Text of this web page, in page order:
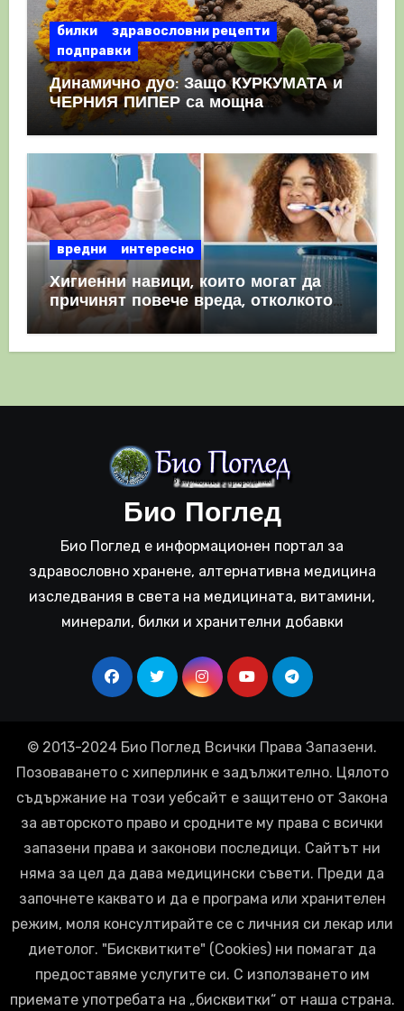
билки
здравословни рецепти
подправки
Динамично дуо: Защо КУРКУМАТА и
ЧЕРНИЯ ПИПЕР са мощна
комбинация
вредни интересно
Хигиенни навици, които могат да
причинят повече вреда, отколкото
полза
Био Поглед
Био Поглед е информационен портал за
здравословно хранене, алтернативна медицина
изследвания в света на медицината, витамини,
минерали, билки и хранителни добавки
© 2013-2024 Био Поглед Всички Права Запазени.
Позоваването с хиперлинк е задължително. Цялото
съдържание на този уебсайт е защитено от Закона
за авторското право и сродните му права с всички
запазени права и законови последици. Сайтът ни
няма за цел да дава медицински съвети. Преди да
започнете каквато и да е програма или хранителен
режим, моля консултирайте се с личния си лекар или
диетолог. "Бисквитките" (Cookies) ни помагат да
предоставяме услугите си. С използването им
приемате употребата на „бисквитки“ от наша страна.